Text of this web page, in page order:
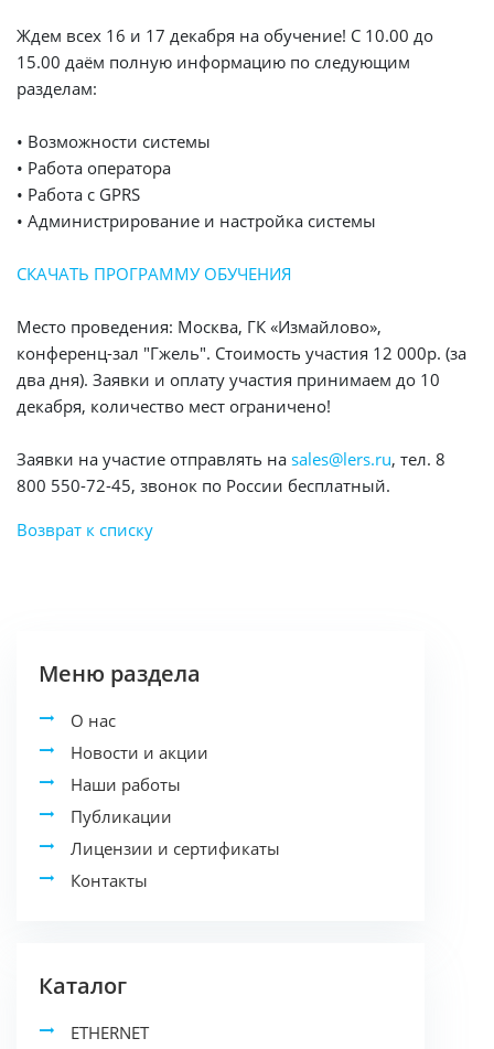
Ждем всех 16 и 17 декабря на обучение! С 10.00 до
15.00 даём полную информацию по следующим
разделам:
• Возможности системы
• Работа оператора
• Работа с GPRS
• Администрирование и настройка системы
СКАЧАТЬ ПРОГРАММУ ОБУЧЕНИЯ
Место проведения: Москва, ГК «Измайлово»,
конференц-зал "Гжель". Стоимость участия 12 000р. (за
два дня). Заявки и оплату участия принимаем до 10
декабря, количество мест ограничено!
Заявки на участие отправлять на sales@lers.ru, тел. 8
800 550-72-45, звонок по России бесплатный.
Возврат к списку
Меню раздела
О нас
Новости и акции
Наши работы
Публикации
Лицензии и сертификаты
Контакты
Каталог
ETHERNET